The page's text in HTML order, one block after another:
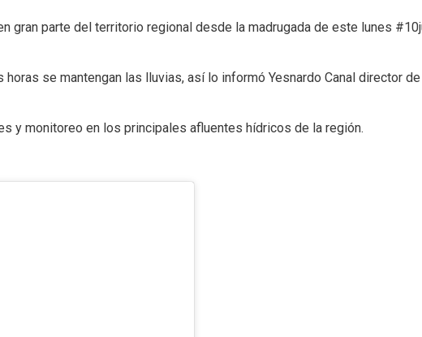
gran parte del territorio regional desde la madrugada de este lunes
se mantengan las lluvias, así lo informó Yesnardo Canal director
y monitoreo en los principales afluentes hídricos de la región.